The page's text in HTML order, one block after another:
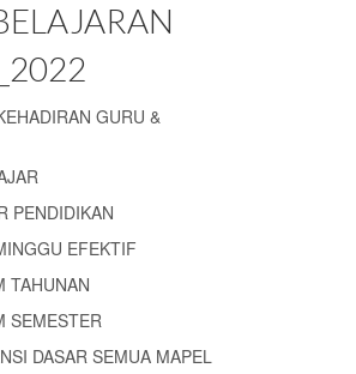
GURU &
PENDIDIKAN
EFEKTIF
TAHUNAN
SEMESTER
DASAR SEMUA MAPEL